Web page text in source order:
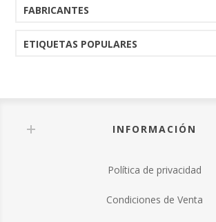
FABRICANTES
ETIQUETAS POPULARES
INFORMACIÓN
Política de privacidad
Condiciones de Venta